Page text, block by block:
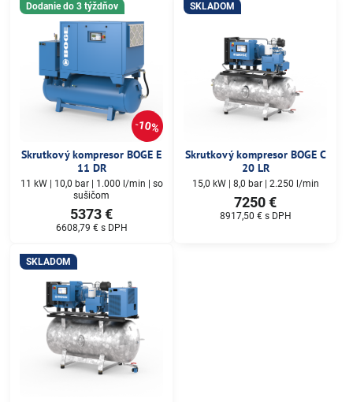
10%
Dodanie do 3 týždňov
Skrutkový kompresor BOGE E
11 DR
11 kW | 10,0 bar | 1.000 l/min | so
sušičom
5373 €
6608,79 € s DPH
SKLADOM
Skrutkový kompresor BOGE C
20 LR
15,0 kW | 8,0 bar | 2.250 l/min
7250 €
8917,50 € s DPH
SKLADOM